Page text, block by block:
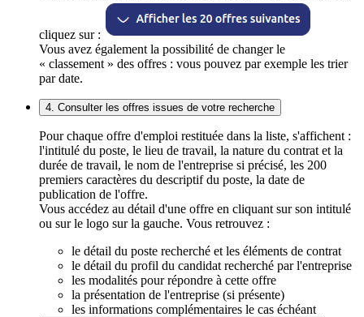
cliquez sur :
Vous avez également la possibilité de changer le
« classement » des offres : vous pouvez par exemple les trier
par date.
4. Consulter les offres issues de votre recherche
Pour chaque offre d'emploi restituée dans la liste, s'affichent :
l'intitulé du poste, le lieu de travail, la nature du contrat et la
durée de travail, le nom de l'entreprise si précisé, les 200
premiers caractères du descriptif du poste, la date de
publication de l'offre.
Vous accédez au détail d'une offre en cliquant sur son intitulé
ou sur le logo sur la gauche. Vous retrouvez :
le détail du poste recherché et les éléments de contrat
le détail du profil du candidat recherché par l'entreprise
les modalités pour répondre à cette offre
la présentation de l'entreprise (si présente)
les informations complémentaires le cas échéant